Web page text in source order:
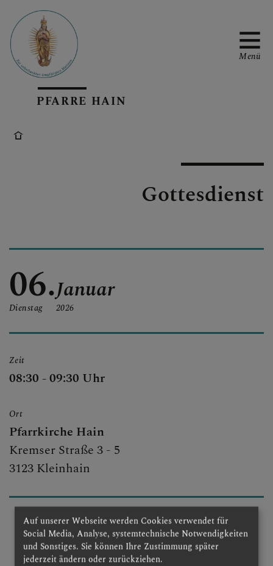
UNSERE PFARRE
PFARRBRIEF UND
GOTTESDIENSTORDNUN
G
PFARRE HAIN
Menü
Gottesdienst
06.
Dienstag
Januar
2026
Zeit
08:30 - 09:30 Uhr
Ort
Pfarrkirche Hain
Kremser Straße 3 - 5
3123 Kleinhain
Auf unserer Webseite werden Cookies verwendet für
Social Media, Analyse, systemtechnische Notwendigkeiten
und Sonstiges. Sie können Ihre Zustimmung später
jederzeit ändern oder zurückziehen.